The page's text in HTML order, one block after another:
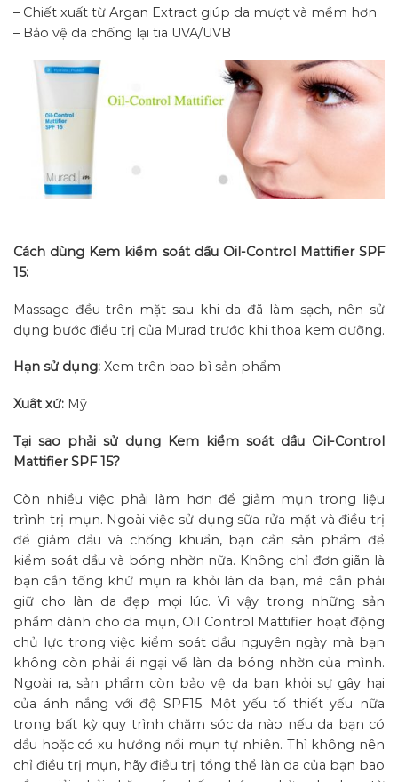
– Chiết xuất từ Argan Extract giúp da mượt và mềm hơn
– Bảo vệ da chống lại tia UVA/UVB
Cách dùng Kem kiểm soát dầu Oil-Control Mattifier SPF
15:
Massage đều trên mặt sau khi da đã làm sạch, nên sử
dụng bước điều trị của Murad trước khi thoa kem dưỡng.
Hạn sử dụng: Xem trên bao bì sản phẩm
Xuât xứ: Mỹ
Tại sao phải sử dụng Kem kiểm soát dầu Oil-Control
Mattifier SPF 15?
Còn nhiều việc phải làm hơn để giảm mụn trong liệu
trình trị mụn. Ngoài việc sử dụng sữa rửa mặt và điều trị
để giảm dầu và chống khuẩn, bạn cần sản phẩm để
kiểm soát dầu và bóng nhờn nữa. Không chỉ đơn giãn là
bạn cần tống khứ mụn ra khỏi làn da bạn, mà cần phải
giữ cho làn da đẹp mọi lúc. Vì vậy trong những sản
phẩm dành cho da mụn, Oil Control Mattifier hoạt động
chủ lực trong việc kiểm soát dầu nguyên ngày mà bạn
không còn phải ái ngại về làn da bóng nhờn của mình.
Ngoài ra, sản phẩm còn bảo vệ da bạn khỏi sự gây hại
của ánh nắng với độ SPF15. Một yếu tố thiết yếu nữa
trong bất kỳ quy trình chăm sóc da nào nếu da bạn có
dầu hoặc có xu hướng nổi mụn tự nhiên. Thì không nên
chỉ điều trị mụn, hãy điều trị tổng thể làn da của bạn bao